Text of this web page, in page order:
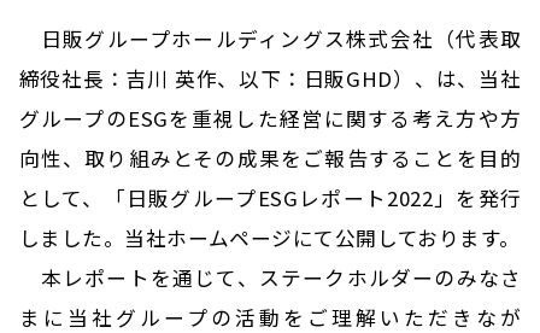
日販グループホールディングス株式会社（代表取
締役社長：吉川 英作、以下：日販GHD）、は、当社
グループのESGを重視した経営に関する考え方や方
向性、取り組みとその成果をご報告することを目的
として、「日販グループESGレポート2022」を発行
しました。当社ホームページにて公開しております。
本レポートを通じて、ステークホルダーのみなさ
まに当社グループの活動をご理解いただきなが